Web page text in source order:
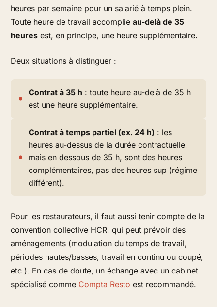
heures par semaine pour un salarié à temps plein.
Toute heure de travail accomplieau-delà de 35
heures est, en principe, une heure supplémentaire.
Deux situations à distinguer :
Contrat à 35 h : toute heure au-delà de 35 h
est une heure supplémentaire.
Contrat à temps partiel (ex. 24 h) : les
heures au-dessus de la durée contractuelle,
mais en dessous de 35 h, sont des heures
complémentaires, pas des heures sup (régime
différent).
Pour les restaurateurs, il faut aussi tenir compte de la
convention collective HCR, qui peut prévoir des
aménagements (modulation du temps de travail,
périodes hautes/basses, travail en continu ou coupé,
etc.). En cas de doute, un échange avec un cabinet
spécialisé comme Compta Resto est recommandé.